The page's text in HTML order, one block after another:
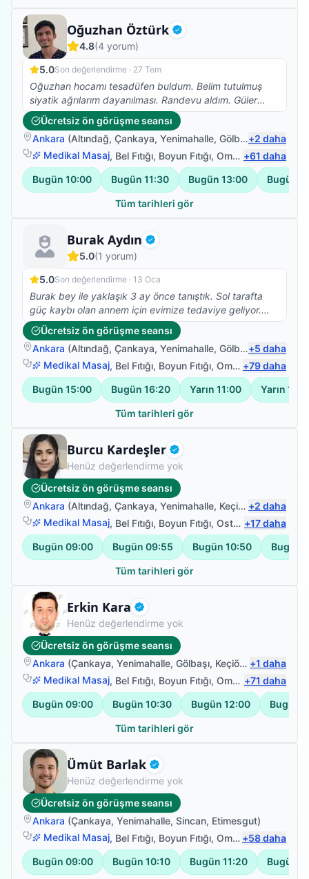
gönül rahatlığıyla tavsiye ediyoruz.
Oğuzhan Öztürk Doğrulanmış
Fizyoterapist
4.8(4 yorum)
5.0Son değerlendirme · 27 Tem
Oğuzhan hocamı tesadüfen buldum. Belim tutulmuş
siyatik ağrılarım dayanılması. Randevu aldım. Güler
yüzle karşıladı, muayene etti. Gereken terapileri
uyguladı. Hadi kalk bir dedi hızlıca kalktım. Buna
inanamadım iki seansta bile bu etkiyi beklemiyorum.
Oturup kalkmıyordum ve dayanılmaz ağrılarım vardı.
Hocam müthiş bilgili donanımlı nazik emeğini esirgeme
biri. Yolu bahtı açık olsun iyi ki tanımışım hocam seni .
Ücretsiz ön görüşme seansı
Ankara (Altındağ, Çankaya, Yenimahalle, Gölbaşı )
+2 daha
Medikal Masaj, Bel Fıtığı, Boyun Fıtığı, Omuz Bağ Yaralanması +61 daha
Bugün 10:00 Bugün 11:30 Bugün 13:00 Bugün
Tüm tarihleri gör
Burak Aydın Doğrulanmış
Fizyoterapist
5.0(1 yorum)
5.0Son değerlendirme · 13 Oca
Burak bey ile yaklaşık 3 ay önce tanıştık. Sol tarafta
güç kaybı olan annem için evimize tedaviye geliyor.
Gerek saygısı gerekse tedavideki başarısı ile çok
memnun kaldığımız bir hocamız. Çevreme tavsiye
ettiğim gibi burda da görüşlerimi bildirmek isterim.
Ücretsiz ön görüşme seansı
Ankara (Altındağ, Çankaya, Yenimahalle, Gölbaşı )
+5 daha
Medikal Masaj, Bel Fıtığı, Boyun Fıtığı, Omuz Bağ Yaralanması +79daha
Bugün 15:00 Bugün 16:20 Yarın 11:00 Yarın
Tüm tarihleri gör
Burcu Kardeşler Doğrulanmış
Fizyoterapist
Henüz değerlendirme yok
Ücretsiz ön görüşme seansı
Ankara (Altındağ, Çankaya, Yenimahalle, Keçiören )
+2 daha
Medikal Masaj, Bel Fıtığı, Boyun Fıtığı, Osteopati Uygulamaları +17daha
Bugün 09:00 Bugün 09:55 Bugün 10:50 Bugün
Tüm tarihleri gör
Erkin Kara Doğrulanmış
Uzman Fizyoterapist
Henüz değerlendirme yok
Ücretsiz ön görüşme seansı
Ankara (Çankaya, Yenimahalle, Gölbaşı, Keçiören )
+1 daha
Medikal Masaj, Bel Fıtığı, Boyun Fıtığı, Omuz Bağ Yaralanması +71 daha
Bugün 09:00 Bugün 10:30 Bugün 12:00 Bugün
Tüm tarihleri gör
Ümüt Barlak Doğrulanmış
Fizyoterapist
Henüz değerlendirme yok
Ücretsiz ön görüşme seansı
Ankara (Çankaya, Yenimahalle, Sincan, Etimesgut)
Medikal Masaj, Bel Fıtığı, Boyun Fıtığı, Omuz Bağ Yaralanması +58daha
Bugün 09:00 Bugün 10:10 Bugün 11:20 Bugün